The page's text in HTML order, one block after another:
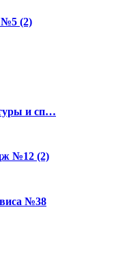
№5 (2)
и сп…
№12 (2)
№38